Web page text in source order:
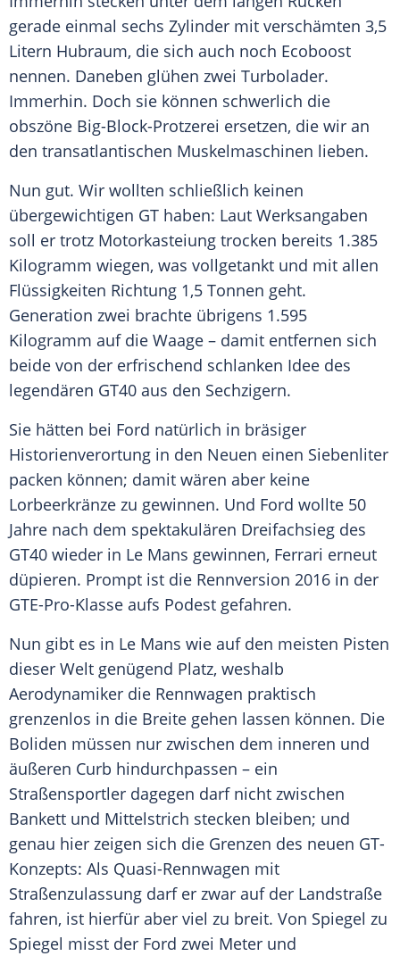
gerade einmal sechs Zylinder mit verschämten 3,5
Litern Hubraum, die sich auch noch Ecoboost
nennen. Daneben glühen zwei Turbo­lader.
Immerhin. Doch sie können schwerlich die
obszöne Big-Block-Protzerei ersetzen, die wir an
den transatlantischen Muskelmaschinen lieben.
Nun gut. Wir wollten schließlich keinen
übergewichtigen GT haben: Laut Werksangaben
soll er trotz Motorkasteiung trocken bereits 1.385
Kilogramm wiegen, was vollgetankt und mit allen
Flüssigkeiten Richtung 1,5 Tonnen geht.
Generation zwei brachte übrigens 1.595
Kilogramm auf die Waage – damit entfernen sich
beide von der erfrischend schlanken Idee des
legendären GT40 aus den Sechzigern.
Sie hätten bei Ford natürlich in bräsiger
Historienverortung in den Neuen einen Siebenliter
packen können; damit wären aber keine
Lorbeerkränze zu gewinnen. Und Ford wollte 50
Jahre nach dem spektakulären Dreifachsieg des
GT40 wieder in Le Mans gewinnen, Ferrari erneut
düpieren. Prompt ist die Rennversion 2016 in der
GTE-Pro-Klasse aufs Podest gefahren.
Nun gibt es in Le Mans wie auf den meisten Pisten
dieser Welt genügend Platz, weshalb
Aerodynamiker die Rennwagen praktisch
grenzenlos in die Breite gehen lassen können. Die
Boliden müssen nur zwischen dem inneren und
äußeren Curb hindurchpassen – ein
Straßensportler dagegen darf nicht zwischen
Bankett und Mittelstrich stecken bleiben; und
genau hier zeigen sich die Grenzen des neuen GT-
Konzepts: Als Quasi-Rennwagen mit
Straßenzulassung darf er zwar auf der Landstraße
fahren, ist hierfür aber viel zu breit. Von Spiegel zu
Spiegel misst der Ford zwei Meter und